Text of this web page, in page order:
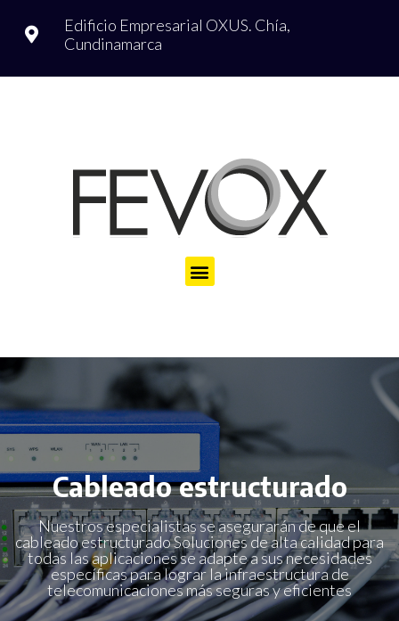
Edificio Empresarial OXUS. Chía,
Cundinamarca
Cableado estructurado
Nuestros especialistas se asegurarán de que el
cableado estructurado Soluciones de alta calidad para
todas las aplicaciones se adapte a sus necesidades
específicas para lograr la infraestructura de
telecomunicaciones más seguras y eficientes